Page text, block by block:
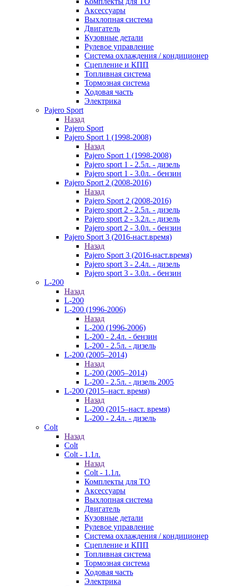
Аксессуары
Выхлопная система
Двигатель
Кузовные детали
Рулевое управление
Система охлаждения / кондиционер
Сцепление и КПП
Топливная система
Тормозная система
Ходовая часть
Электрика
Pajero Sport
Назад
Pajero Sport
Pajero Sport 1 (1998-2008)
Назад
Pajero Sport 1 (1998-2008)
Pajero sport 1 - 2.5л. - дизель
Pajero sport 1 - 3.0л. - бензин
Pajero Sport 2 (2008-2016)
Назад
Pajero Sport 2 (2008-2016)
Pajero sport 2 - 2.5л. - дизель
Pajero sport 2 - 3.2л. - дизель
Pajero sport 2 - 3.0л. - бензин
Pajero Sport 3 (2016-наст.время)
Назад
Pajero Sport 3 (2016-наст.время)
Pajero sport 3 - 2.4л. - дизель
Pajero sport 3 - 3.0л. - бензин
L-200
Назад
L-200
L-200 (1996-2006)
Назад
L-200 (1996-2006)
L-200 - 2.4л. - бензин
L-200 - 2.5л. - дизель
L-200 (2005–2014)
Назад
L-200 (2005–2014)
L-200 - 2.5л. - дизель 2005
L-200 (2015–наст. время)
Назад
L-200 (2015–наст. время)
L-200 - 2.4л. - дизель
Colt
Назад
Colt
Colt - 1.1л.
Назад
Colt - 1.1л.
Комплекты для ТО
Аксессуары
Выхлопная система
Двигатель
Кузовные детали
Рулевое управление
Система охлаждения / кондиционер
Сцепление и КПП
Топливная система
Тормозная система
Ходовая часть
Электрика